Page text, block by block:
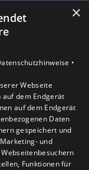
×
•
Webseite
dem Endgerät
auf dem Endgerät
Daten
gespeichert und
und
Funktionen für